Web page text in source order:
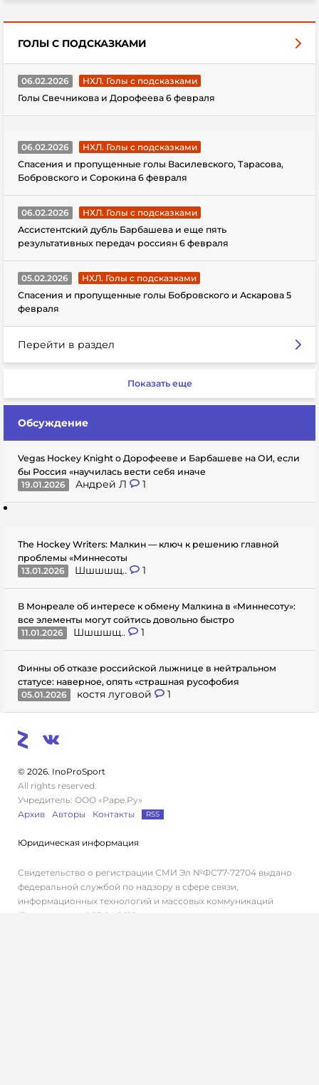
ГОЛЫ С ПОДСКАЗКАМИ
06.02.2026
НХЛ. Голы с подсказками
Голы Свечникова и Дорофеева 6 февраля
06.02.2026
НХЛ. Голы с подсказками
Спасения и пропущенные голы Василевского, Тарасова,
Бобровского и Сорокина 6 февраля
06.02.2026
НХЛ. Голы с подсказками
Ассистентский дубль Барбашева и еще пять
результативных передач россиян 6 февраля
05.02.2026
НХЛ. Голы с подсказками
Спасения и пропущенные голы Бобровского и Аскарова 5
февраля
Перейти в раздел
Показать еще
Обсуждение
Vegas Hockey Knight о Дорофееве и Барбашеве на ОИ, если
бы Россия «научилась вести себя иначе
19.01.2026
Андрей Л 1
The Hockey Writers: Малкин — ключ к решению главной
проблемы «Миннесоты
13.01.2026
Шшшшщ.. 1
В Монреале об интересе к обмену Малкина в «Миннесоту»:
все элементы могут сойтись довольно быстро
11.01.2026
Шшшшщ.. 1
Финны об отказе российской лыжнице в нейтральном
статусе: наверное, опять «страшная русофобия
05.01.2026
костя луговой 1
© 2026. InoProSport
All rights reserved.
Учредитель: ООО «Раре.Ру»
Архив
Авторы Контакты RSS
Юридическая информация
Свидетельство о регистрации СМИ Эл №ФС77-72704 выдано
федеральной службой по надзору в сфере связи,
информационных технологий и массовых коммуникаций
(Роскомнадзор) 23.04.2018 г.